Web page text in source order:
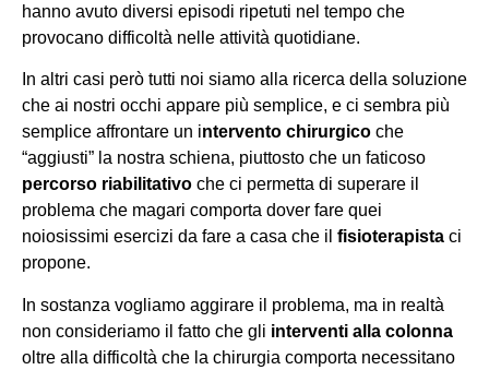
hanno avuto diversi episodi ripetuti nel tempo che
provocano difficoltà nelle attività quotidiane.
In altri casi però tutti noi siamo alla ricerca della soluzione
che ai nostri occhi appare più semplice, e ci sembra più
semplice affrontare un intervento chirurgico che
“aggiusti” la nostra schiena, piuttosto che un faticoso
percorso riabilitativo che ci permetta di superare il
problema che magari comporta dover fare quei
noiosissimi esercizi da fare a casa che il fisioterapista ci
propone.
In sostanza vogliamo aggirare il problema, ma in realtà
non consideriamo il fatto che gli interventi alla colonna
oltre alla difficoltà che la chirurgia comporta necessitano